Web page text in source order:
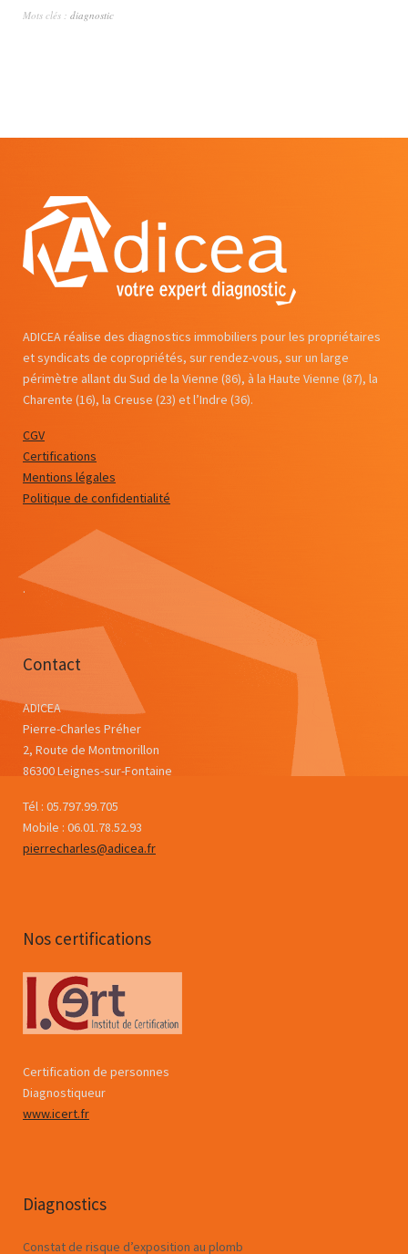
Mots clés : diagnostic
ADICEA réalise des diagnostics immobiliers pour les propriétaires
et syndicats de copropriétés, sur rendez-vous, sur un large
périmètre allant du Sud de la Vienne (86), à la Haute Vienne (87), la
Charente (16), la Creuse (23) et l’Indre (36).
CGV
Certifications
Mentions légales
Politique de confidentialité
.
Contact
ADICEA
Pierre-Charles Préher
2, Route de Montmorillon
86300 Leignes-sur-Fontaine
Tél : 05.797.99.705
Mobile : 06.01.78.52.93
pierrecharles@adicea.fr
Nos certifications
Certification de personnes
Diagnostiqueur
www.icert.fr
Diagnostics
Constat de risque d’exposition au plomb